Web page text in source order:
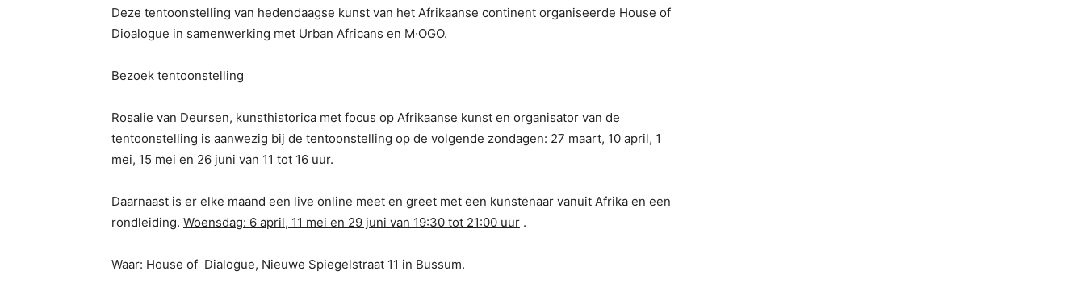
Deze tentoonstelling van hedendaagse kunst van het Afrikaanse continent organiseerde House of
Dioalogue in samenwerking met Urban Africans en M∙OGO.
Bezoek tentoonstelling
Rosalie van Deursen, kunsthistorica met focus op Afrikaanse kunst en organisator van de
tentoonstelling is aanwezig bij de tentoonstelling op de volgende zondagen: 27 maart, 10 april, 1
mei, 15 mei en 26 juni van 11 tot 16 uur.
Daarnaast is er elke maand een live online meet en greet met een kunstenaar vanuit Afrika en een
rondleiding. Woensdag: 6 april, 11 mei en 29 juni van 19:30 tot 21:00 uur .
Waar: House of Dialogue, Nieuwe Spiegelstraat 11 in Bussum.